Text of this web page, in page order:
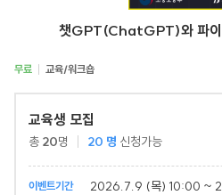
챗GPT(ChatGPT)와 파이
무료 교육/워크숍
교육생 모집
총 20명 20 명 신청가능
이벤트기간 2026.7.9 (목) 10:00 ~